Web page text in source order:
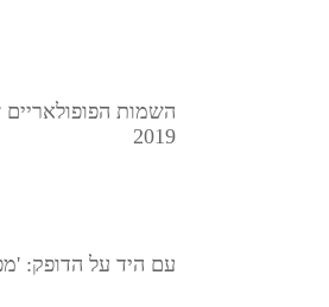
השמות הפופולאריים
2019
עם היד על הדופק: